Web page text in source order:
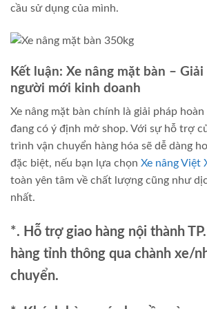
cầu sử dụng của mình.
Kết luận: Xe nâng mặt bàn –
người mới kinh doanh
Xe nâng mặt bàn chính là giải pháp
đang có ý định mở shop. Với sự hỗ trợ
trình vận chuyển hàng hóa sẽ dễ dàng
đặc biệt, nếu bạn lựa chọn Xe nâng Việt
toàn yên tâm về chất lượng cũng như
nhất.
*. Hỗ trợ giao hàng nội thành
hàng tỉnh thông qua chành xe/
chuyển.